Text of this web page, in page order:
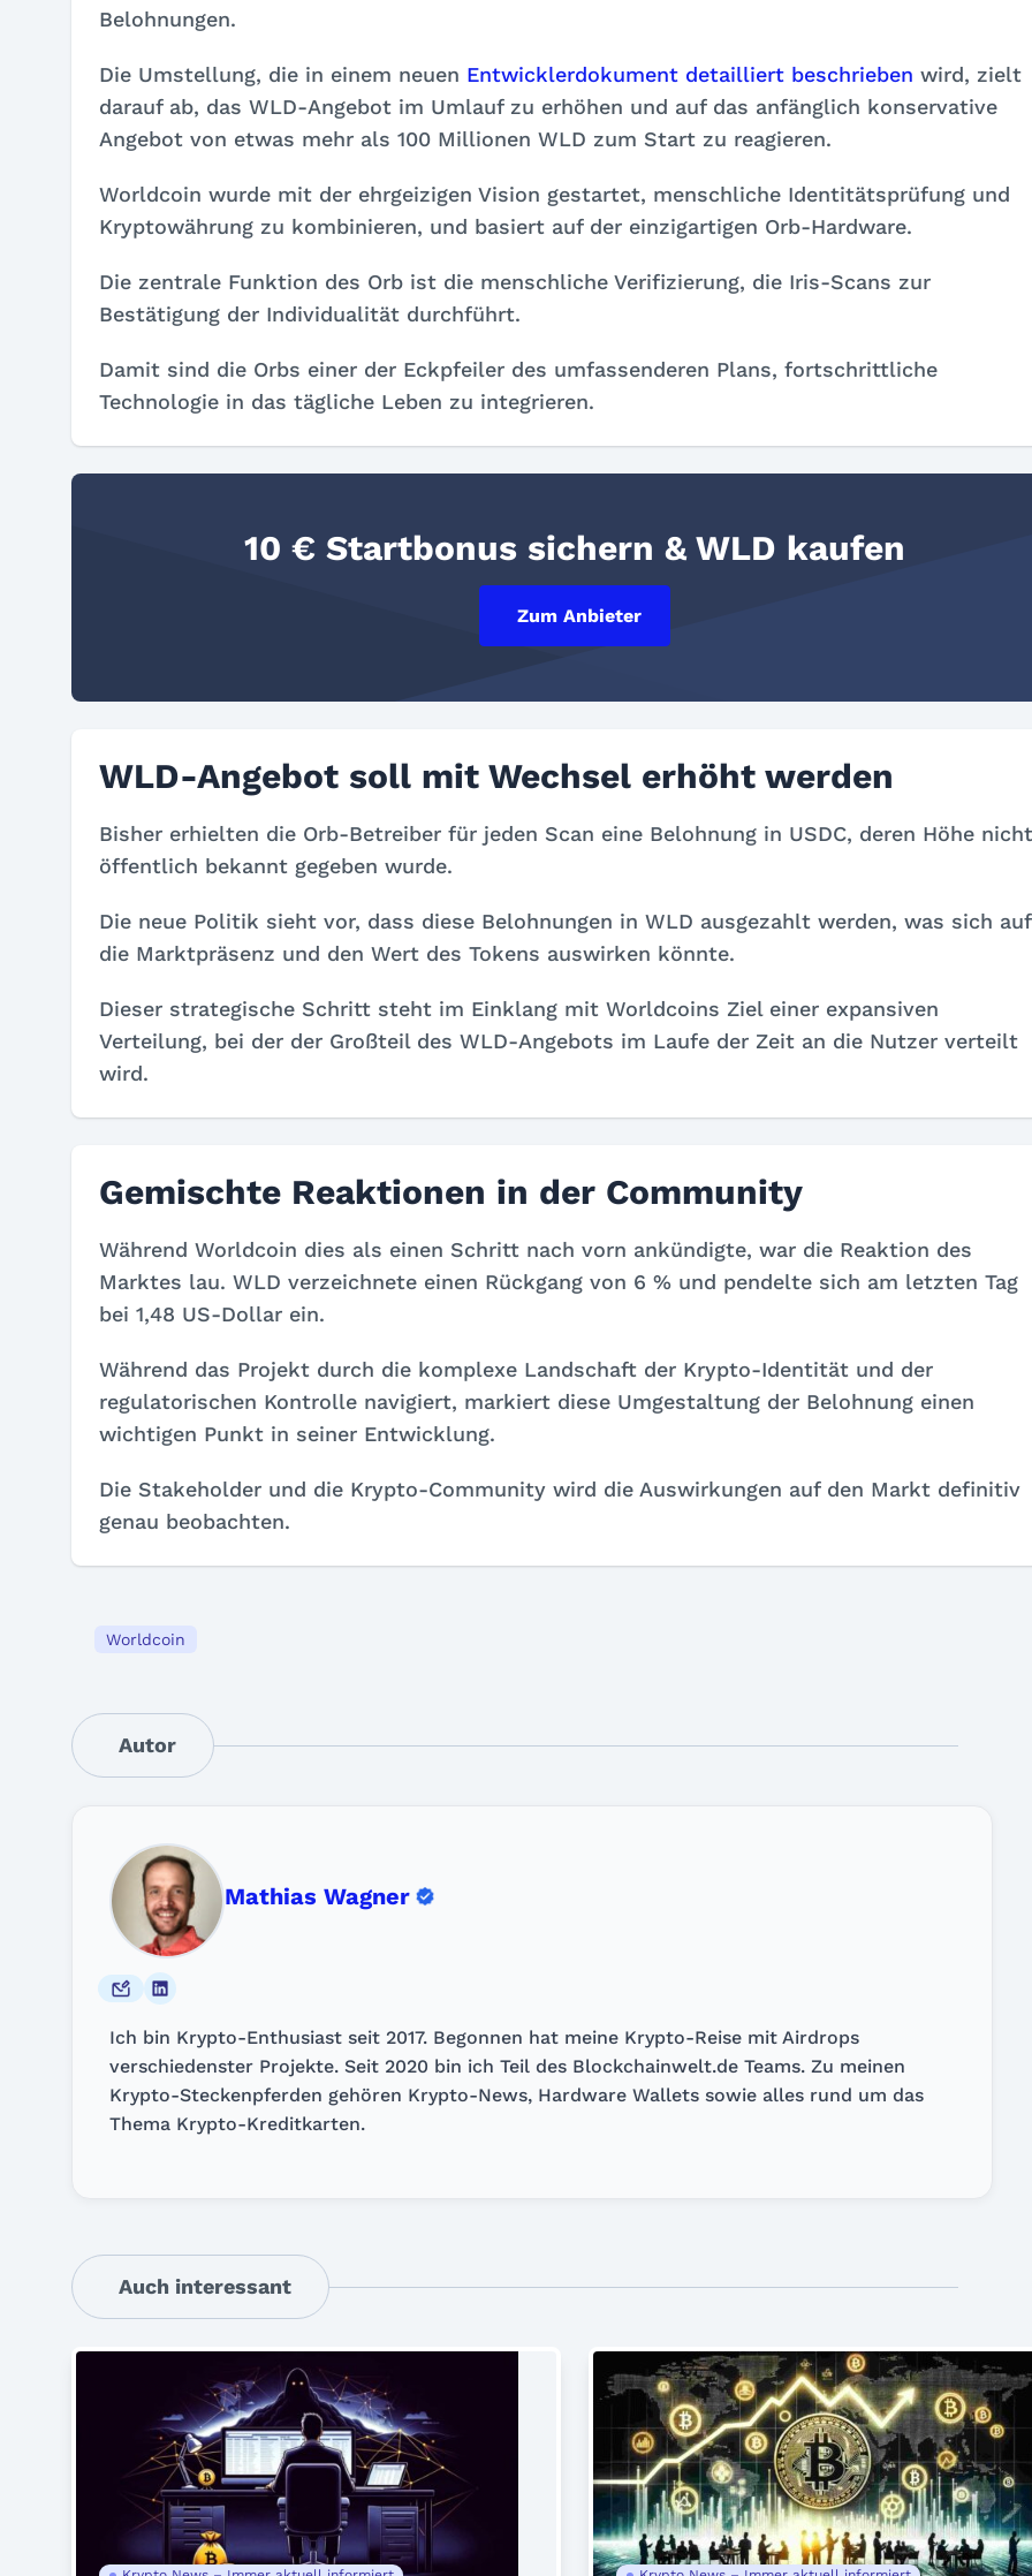
Belohnungen.
Die Umstellung, die in einem neuen Entwicklerdokument detailliert beschrieben wird, zielt
darauf ab, das WLD-Angebot im Umlauf zu erhöhen und auf das anfänglich konservative
Angebot von etwas mehr als 100 Millionen WLD zum Start zu reagieren.
Worldcoin wurde mit der ehrgeizigen Vision gestartet, menschliche Identitätsprüfung und
Kryptowährung zu kombinieren, und basiert auf der einzigartigen Orb-Hardware.
Die zentrale Funktion des Orb ist die menschliche Verifizierung, die Iris-Scans zur
Bestätigung der Individualität durchführt.
Damit sind die Orbs einer der Eckpfeiler des umfassenderen Plans, fortschrittliche
Technologie in das tägliche Leben zu integrieren.
10 € Startbonus sichern & WLD kaufen
Zum Anbieter
WLD-Angebot soll mit Wechsel erhöht werden
Bisher erhielten die Orb-Betreiber für jeden Scan eine Belohnung in USDC, deren Höhe nicht
öffentlich bekannt gegeben wurde.
Die neue Politik sieht vor, dass diese Belohnungen in WLD ausgezahlt werden, was sich auf
die Marktpräsenz und den Wert des Tokens auswirken könnte.
Dieser strategische Schritt steht im Einklang mit Worldcoins Ziel einer expansiven
Verteilung, bei der der Großteil des WLD-Angebots im Laufe der Zeit an die Nutzer verteilt
wird.
Gemischte Reaktionen in der Community
Während Worldcoin dies als einen Schritt nach vorn ankündigte, war die Reaktion des
Marktes lau. WLD verzeichnete einen Rückgang von 6 % und pendelte sich am letzten Tag
bei 1,48 US-Dollar ein.
Während das Projekt durch die komplexe Landschaft der Krypto-Identität und der
regulatorischen Kontrolle navigiert, markiert diese Umgestaltung der Belohnung einen
wichtigen Punkt in seiner Entwicklung.
Die Stakeholder und die Krypto-Community wird die Auswirkungen auf den Markt definitiv
genau beobachten.
Worldcoin
Autor
Mathias Wagner
Ich bin Krypto-Enthusiast seit 2017. Begonnen hat meine Krypto-Reise mit Airdrops
verschiedenster Projekte. Seit 2020 bin ich Teil des Blockchainwelt.de Teams. Zu meinen
Krypto-Steckenpferden gehören Krypto-News, Hardware Wallets sowie alles rund um das
Thema Krypto-Kreditkarten.
Auch interessant